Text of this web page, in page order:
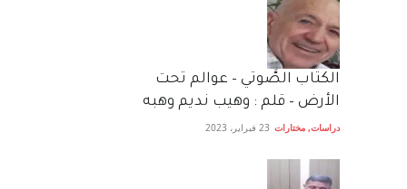
الكتاب الصَّوتي – عوالم تحت
الأرض – قلم : وهيب نديم وهبه
دراسات, مختارات 23 فبراير، 2023